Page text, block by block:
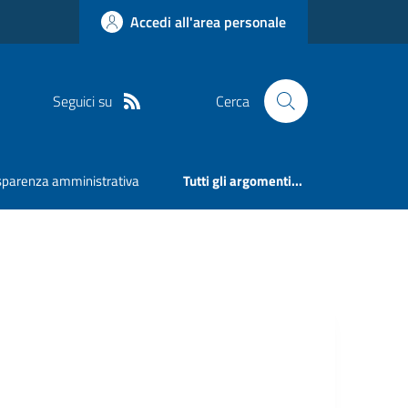
Accedi all'area personale
Seguici su Cerca
amministrativa Tutti gli argomenti...